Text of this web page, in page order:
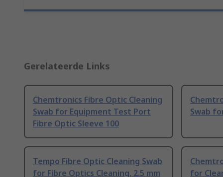
Gerelateerde Links
Chemtronics Fibre Optic Cleaning
Swab for Equipment Test Port
Fibre Optic Sleeve 100
Swab
Tempo Fibre Optic Cleaning Swab
for Fibre Optics Cleaning, 2.5 mm
for